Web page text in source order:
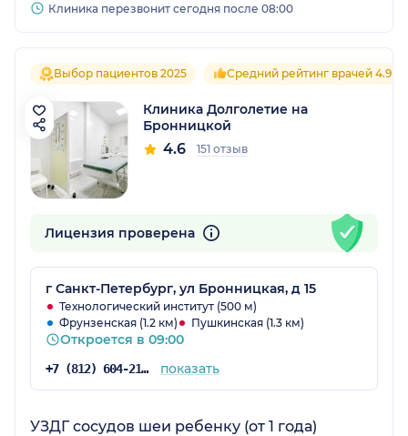
Клиника перезвонит сегодня после 08:00
Выбор пациентов 2025 Средний рейтинг врачей 4.9
Клиника Долголетие на
Бронницкой
4.6 151 отзыв
Лицензия проверена
г Санкт-Петербург, ул Бронницкая, д 15
Технологический институт (500 м)
Фрунзенская (1.2 км)
Пушкинская (1.3 км)
Откроется в 09:00
+7 (812) 604-21-66 показать
УЗДГ сосудов шеи ребенку (от 1 года)